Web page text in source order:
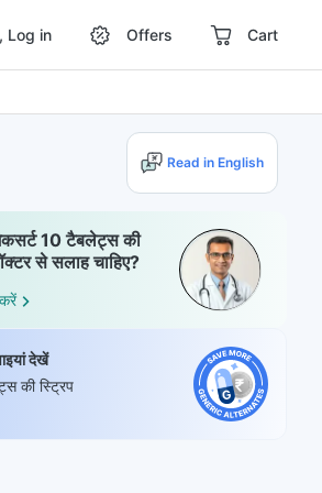
Log in Offers Cart
Read in English
10 टैबलेट्स की
से सलाह चाहिए?
देखें
की स्ट्रिप